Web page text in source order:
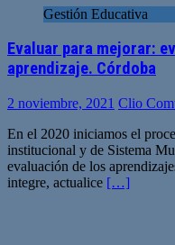
Gestión Educativa
Evaluar para mejorar:
aprendizaje. Córdoba
2 noviembre, 2021 Clio
En el 2020 iniciamos el
institucional y de Sistema
evaluación de los
integre, actualice […]